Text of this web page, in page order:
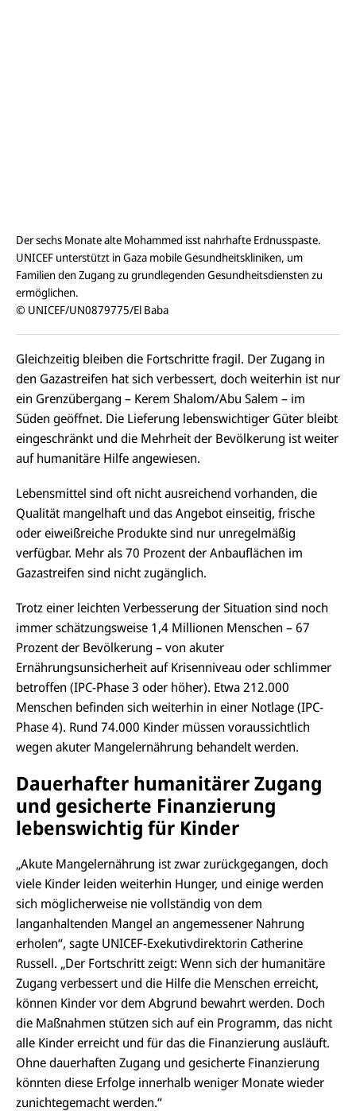
Der sechs Monate alte Mohammed isst nahrhafte Erdnusspaste.
UNICEF unterstützt in Gaza mobile Gesundheitskliniken, um
Familien den Zugang zu grundlegenden Gesundheitsdiensten zu
ermöglichen.
© UNICEF/UN0879775/El Baba
Gleichzeitig bleiben die Fortschritte fragil. Der Zugang in
den Gazastreifen hat sich verbessert, doch weiterhin ist nur
ein Grenzübergang – Kerem Shalom/Abu Salem – im
Süden geöffnet. Die Lieferung lebenswichtiger Güter bleibt
eingeschränkt und die Mehrheit der Bevölkerung ist weiter
auf humanitäre Hilfe angewiesen.
Lebensmittel sind oft nicht ausreichend vorhanden, die
Qualität mangelhaft und das Angebot einseitig, frische
oder eiweißreiche Produkte sind nur unregelmäßig
verfügbar. Mehr als 70 Prozent der Anbauflächen im
Gazastreifen sind nicht zugänglich.
Trotz einer leichten Verbesserung der Situation sind noch
immer schätzungsweise 1,4 Millionen Menschen – 67
Prozent der Bevölkerung – von akuter
Ernährungsunsicherheit auf Krisenniveau oder schlimmer
betroffen (IPC-Phase 3 oder höher). Etwa 212.000
Menschen befinden sich weiterhin in einer Notlage (IPC-
Phase 4). Rund 74.000 Kinder müssen voraussichtlich
wegen akuter Mangelernährung behandelt werden.
Dauerhafter humanitärer Zugang
und gesicherte Finanzierung
lebenswichtig für Kinder
„Akute Mangelernährung ist zwar zurückgegangen, doch
viele Kinder leiden weiterhin Hunger, und einige werden
sich möglicherweise nie vollständig von dem
langanhaltenden Mangel an angemessener Nahrung
erholen“, sagte UNICEF-Exekutivdirektorin Catherine
Russell. „Der Fortschritt zeigt: Wenn sich der humanitäre
Zugang verbessert und die Hilfe die Menschen erreicht,
können Kinder vor dem Abgrund bewahrt werden. Doch
die Maßnahmen stützen sich auf ein Programm, das nicht
alle Kinder erreicht und für das die Finanzierung ausläuft.
Ohne dauerhaften Zugang und gesicherte Finanzierung
könnten diese Erfolge innerhalb weniger Monate wieder
zunichtegemacht werden.“